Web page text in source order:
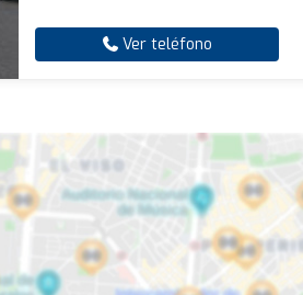
Ver teléfono